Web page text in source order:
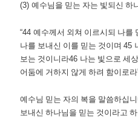
(3)예수님을 믿는 자는 빛되신 하
“44예수께서 외쳐 이르시되 나를
나를 보내신 이를 믿는 것이며45
보는 것이니라46 나는 빛으로 세
어둠에 거하지 않게 하려 함이로라
예수님 믿는 자의 복을 말씀하십
보내신 하나님을 믿는 것이라고